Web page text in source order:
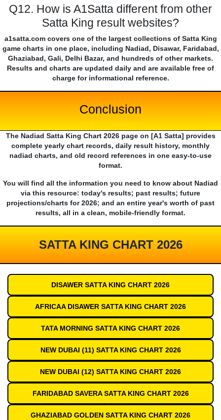
Q12. How is A1Satta different from other
Satta King result websites?
a1satta.com covers one of the largest collections of Satta King
game charts in one place, including Nadiad, Disawar, Faridabad,
Ghaziabad, Gali, Delhi Bazar, and hundreds of other markets.
Results and charts are updated daily and are available free of
charge for informational reference.
Conclusion
The Nadiad Satta King Chart 2026 page on [A1 Satta] provides
complete yearly chart records, daily result history, monthly
nadiad charts, and old record references in one easy-to-use
format.
You will find all the information you need to know about Nadiad
via this resource: today's results; past results; future
projections/charts for 2026; and an entire year's worth of past
results, all in a clean, mobile-friendly format.
SATTA KING CHART 2026
DISAWER SATTA KING CHART 2026
AFRICAA DISAWER SATTA KING CHART 2026
TATA MORNING SATTA KING CHART 2026
NEW DUBAI (11) SATTA KING CHART 2026
NEW DUBAI (12) SATTA KING CHART 2026
FARIDABAD SAVERA SATTA KING CHART 2026
GHAZIABAD GOLDEN SATTA KING CHART 2026